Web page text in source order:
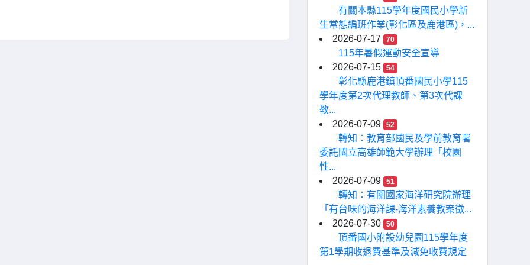
有關本縣115學年度國民小學新
生常態編班作業(彰化區及鹿港區)，...
2026-07-17
70
115年暑假運動安全宣導
2026-07-15
54
彰化縣鹿港鎮頂番國民小學115
學年度第2次代理教師、第3次代課
教...
2026-07-09
52
轉知：教育部國民及學前教育署
委託國立高雄師範大學辦理「校園
性...
2026-07-09
51
轉知：有關國家海洋研究院辦理
「有台味的海洋課-海洋素養教案徵...
2026-07-30
50
頂番國小附設幼兒園115學年度
第1學期收退費基準及減免收費規定